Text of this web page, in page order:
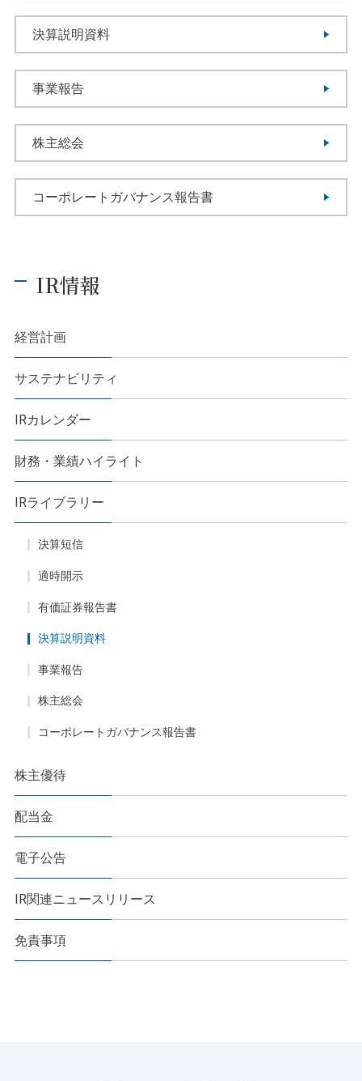
決算説明資料
事業報告
株主総会
コーポレートガバナンス報告書
IR情報
経営計画
サステナビリティ
IRカレンダー
財務・業績ハイライト
IRライブラリー
決算短信
適時開示
有価証券報告書
決算説明資料
事業報告
株主総会
コーポレートガバナンス報告書
株主優待
配当金
電子公告
IR関連ニュースリリース
免責事項